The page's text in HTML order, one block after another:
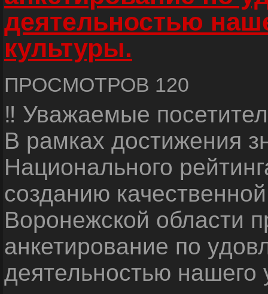
деятельностью
культуры.
ПРОСМОТРОВ 120
‼ Уважаемые
В рамках достижения
Национального
созданию
Воронежской области
анкетирование по
деятельностью нашего